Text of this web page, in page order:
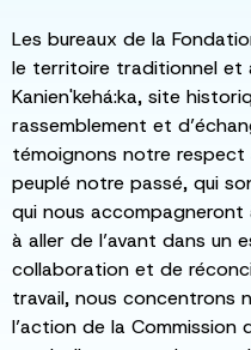
Les bureaux de la
le territoire traditionnel et
Kanien'kehá:ka, site
rassemblement et
témoignons notre
peuplé notre passé, qui
qui nous accompagneront
à aller de l’avant dans un
collaboration et de
travail, nous concentrons
l’action de la